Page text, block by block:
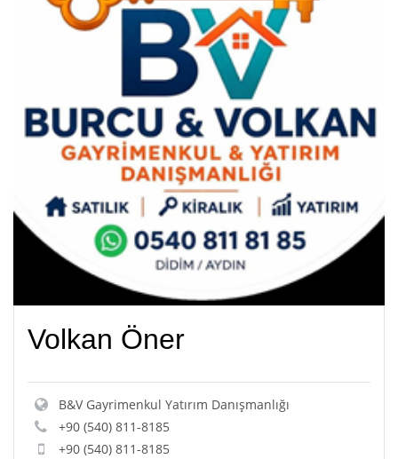
Volkan Öner
B&V Gayrimenkul Yatırım Danışmanlığı
+90 (540) 811-8185
+90 (540) 811-8185